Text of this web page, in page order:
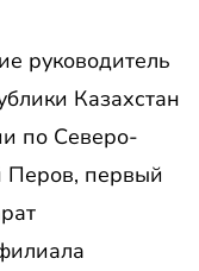
руководитель
Казахстан
по Северо-
Перов, первый